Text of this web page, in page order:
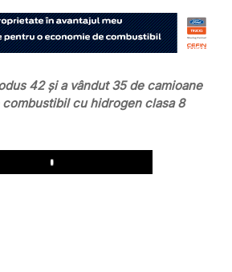
42 și a vândut 35 de camioane
cu hidrogen clasa 8
Play